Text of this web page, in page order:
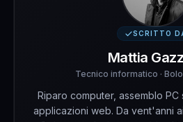
SCRITTO
Mattia
Tecnico informatico ·
Riparo computer, assemblo PC
applicazioni web. Da vent'anni